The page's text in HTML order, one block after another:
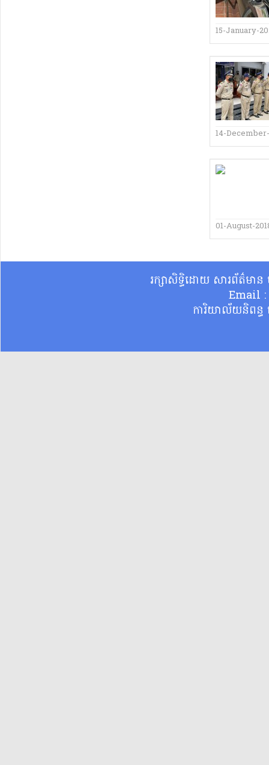
15-January-
14-
01-August-
រក្សាសិទ្ធិដោយ សារព័ត៌មា
Email
ការិយាល័យនិពន្ធ